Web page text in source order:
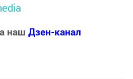
наш Дзен-канал